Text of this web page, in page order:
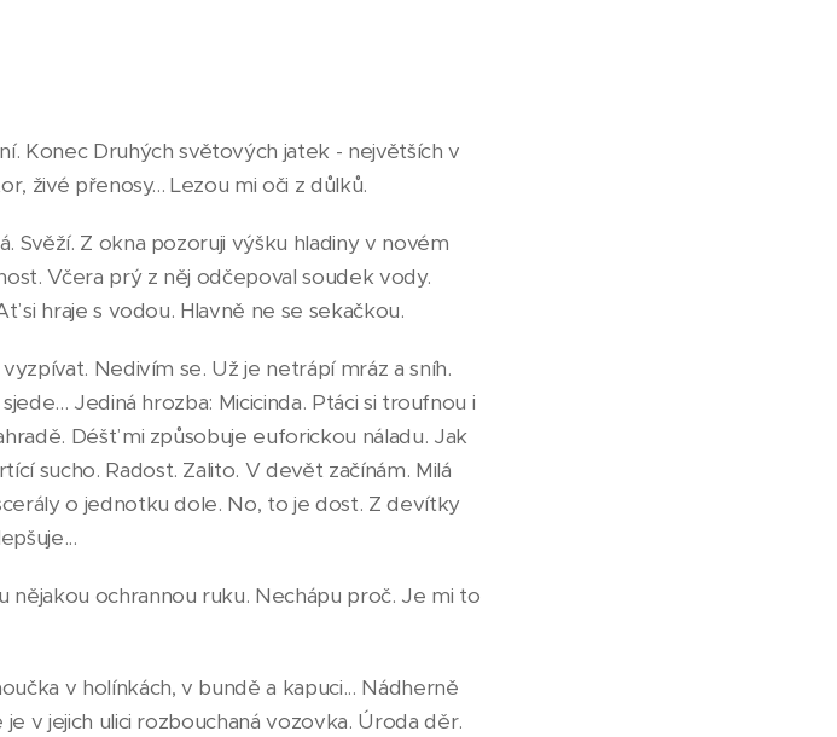
Konec Druhých světových jatek - největších v
živé přenosy... Lezou mi oči z důlků.
Svěží. Z okna pozoruji výšku hladiny v novém
Včera prý z něj odčepoval soudek vody.
si hraje s vodou. Hlavně ne se sekačkou.
Nedivím se. Už je netrápí mráz a sníh.
Jediná hrozba: Micicinda. Ptáci si troufnou i
Déšť mi způsobuje euforickou náladu. Jak
sucho. Radost. Zalito. V devět začínám. Milá
o jednotku dole. No, to je dost. Z devítky
nějakou ochrannou ruku. Nechápu proč. Je mi to
v holínkách, v bundě a kapuci... Nádherně
v jejich ulici rozbouchaná vozovka. Úroda děr.